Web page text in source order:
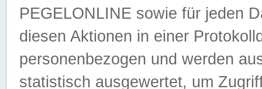
PEGELONLINE sowie für jeden
diesen Aktionen in einer
personenbezogen und werden
statistisch ausgewertet, um